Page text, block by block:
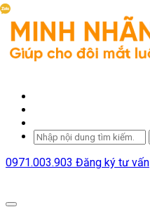
0971.003.903 Đăng ký tư vấn